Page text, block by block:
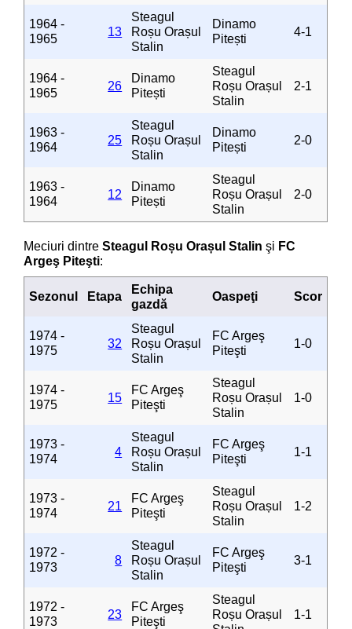
1964 -
1965
13
Steagul
Roșu Orașul
Stalin
Dinamo
Pitești
4-1
1964 -
1965
26
Dinamo
Pitești
Steagul
Roșu Orașul
Stalin
2-1
1963 -
1964
25
Steagul
Roșu Orașul
Stalin
Dinamo
Pitești
2-0
1963 -
1964
12
Dinamo
Pitești
Steagul
Roșu Orașul
Stalin
2-0
Meciuri dintreSteagul Roșu Orașul Stalin şi FC
Argeş Piteşti:
Sezonul Etapa
Echipa
gazdă
Oaspeţi Scor
1974 -
1975
32
Steagul
Roșu Orașul
Stalin
FC Argeş
Piteşti
1-0
1974 -
1975
15
FC Argeş
Piteşti
Steagul
Roșu Orașul
Stalin
1-0
1973 -
1974
4
Steagul
Roșu Orașul
Stalin
FC Argeş
Piteşti
1-1
1973 -
1974
21
FC Argeş
Piteşti
Steagul
Roșu Orașul
Stalin
1-2
1972 -
1973
8
Steagul
Roșu Orașul
Stalin
FC Argeş
Piteşti
3-1
1972 -
1973
23
FC Argeş
Piteşti
Steagul
Roșu Orașul
1-1